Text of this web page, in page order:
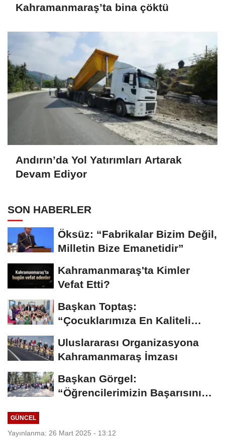
Kahramanmaraş’ta bina çöktü
Andırın’da Yol Yatırımları Artarak
Devam Ediyor
SON HABERLER
Öksüz: “Fabrikalar Bizim Değil,
Milletin Bize Emanetidir”
Kahramanmaraş'ta Kimler
Vefat Etti?
Başkan Toptaş:
“Çocuklarımıza En Kaliteli
Uluslararası Organizasyona
Kahramanmaraş İmzası
Başkan Görgel:
“Öğrencilerimizin Başarısını
GÜNCEL
Yayınlanma: 26 Mart 2025 - 13:12